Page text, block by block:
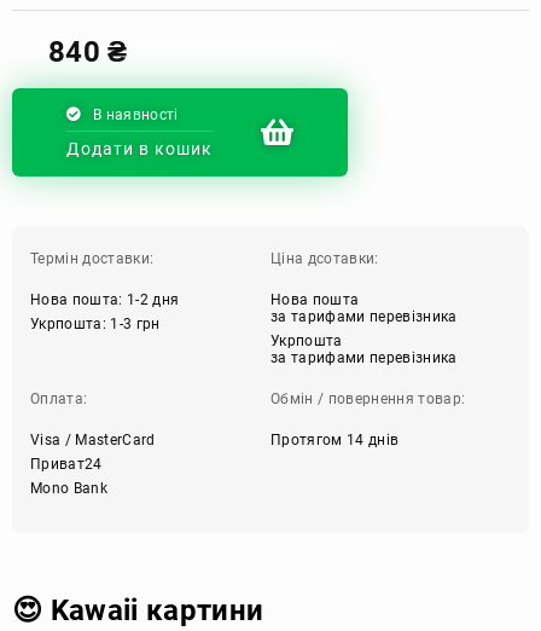
840₴
В наявності
Додати в кошик
Термін доставки:
Нова пошта: 1-2 дня
Укрпошта: 1-3 грн
Ціна дсотавки:
Нова пошта
за тарифами перевізника
Укрпошта
за тарифами перевізника
Оплата:
Visa / MasterCard
Приват24
Mono Bank
Обмін / повернення товар:
Протягом 14 днів
😍 Kawaii картини